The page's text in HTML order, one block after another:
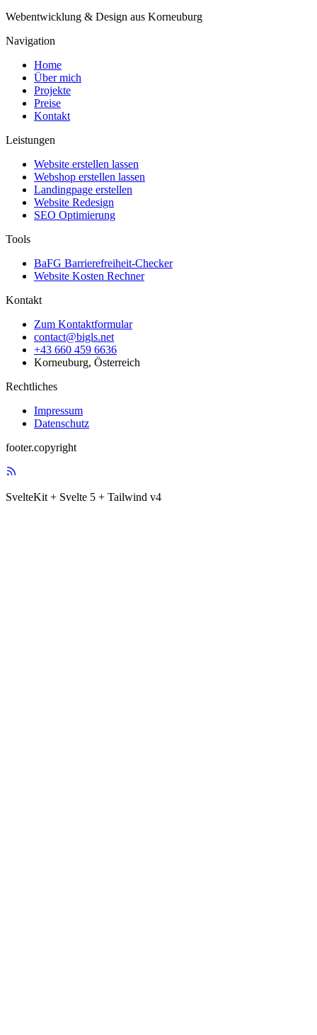
Webentwicklung & Design aus Korneuburg
Navigation
Home
Über mich
Projekte
Preise
Kontakt
Leistungen
Website erstellen lassen
Webshop erstellen lassen
Landingpage erstellen
Website Redesign
SEO Optimierung
Tools
BaFG Barrierefreiheit-Checker
Website Kosten Rechner
Kontakt
Zum Kontaktformular
contact@bigls.net
+43 660 459 6636
Korneuburg, Österreich
Rechtliches
Impressum
Datenschutz
footer.copyright
SvelteKit + Svelte 5 + Tailwind v4